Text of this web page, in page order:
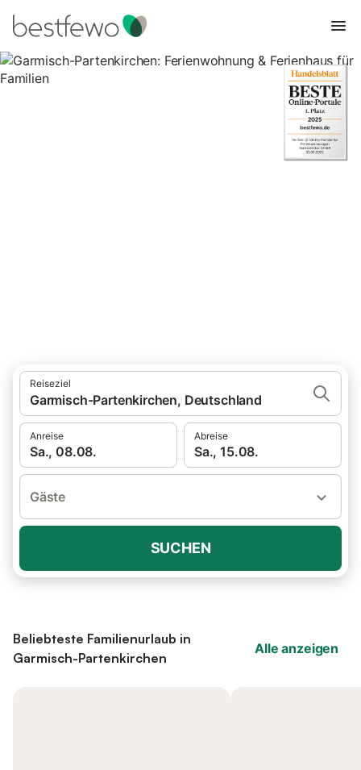
Reiseziel
Garmisch-Partenkirchen, Deutschland
Anreise
Sa., 08.08.
Abreise
Sa., 15.08.
Gäste
SUCHEN
Beliebteste Familienurlaub in
Garmisch-Partenkirchen
Alle anzeigen